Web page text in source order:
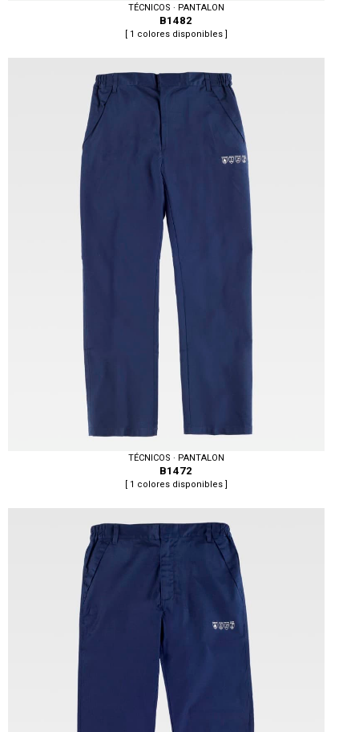
Tallas: S, M, L, XL, XXL, 3XL
TÉCNICOS · PANTALON
B1482
[ 1 colores disponibles ]
Tallas: S, M, L, XL, XXL, 3XL
TÉCNICOS · PANTALON
B1472
[ 1 colores disponibles ]